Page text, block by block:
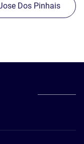
Dos Pinhais